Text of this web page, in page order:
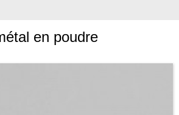
en poudre